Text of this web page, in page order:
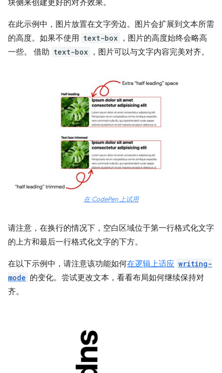
块侧来创建更好的对齐效果。
在此示例中，图片放置在文字旁边。图片会扩展到文本所需
的高度。如果不使用 text-box
，图片的高度始终会略高
一些。 借助 text-box ，图片可以与文字内容完美对齐。
在 CodePen 上试用
请注意，在换行的情况下，空白区域位于第一行格式化文字
的上方和最后一行格式化文字的下方。
在以下示例中，请注意该功能如何在逻辑上适应 writing-
mode 的变化。尝试更改文本，看看布局如何继续保持对
齐。